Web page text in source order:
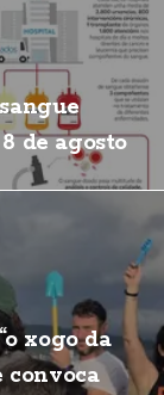
de agosto
xogo da
convoca